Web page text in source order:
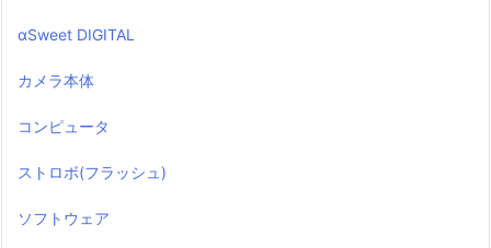
αSweet DIGITAL
カメラ本体
コンピュータ
ストロボ(フラッシュ)
ソフトウェア